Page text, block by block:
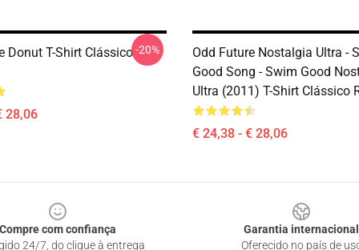
Donut T-Shirt Clássico
28,06
-20%
Odd Future Nostalgia Ultra -
Good Song - Swim Good
Ultra (2011) T-Shirt Clássico
€ 24,38 - € 28,06
Compre com confiança
24/7, do clique à entrega
Garantia internacional
Oferecido no país de